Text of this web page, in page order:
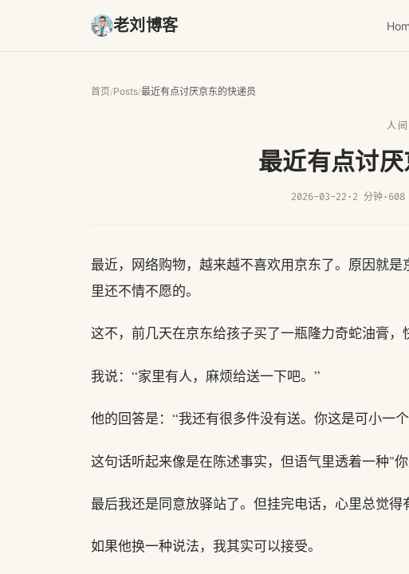
老刘博客
首页/Posts/最近有点讨厌京东的快递员
人
最近有点讨
2026-03-22 · 2 分钟· 608
最近，网络购物，越来越不喜欢用京东了。原因就
里还不情不愿的。
这不，前几天在京东给孩子买了一瓶隆力奇蛇油膏，
我说：“家里有人，麻烦给送一下吧。”
他的回答是：“我还有很多件没有送。你这是可小一
这句话听起来像是在陈述事实，但语气里透着一种"
最后我还是同意放驿站了。但挂完电话，心里总觉得
如果他换一种说法，我其实可以接受。